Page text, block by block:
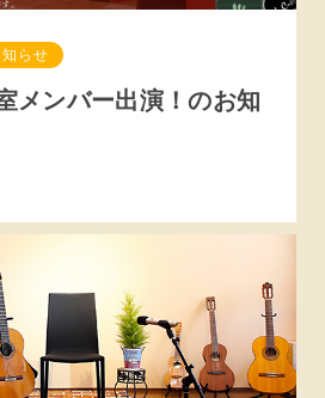
知らせ
メンバー出演！のお知